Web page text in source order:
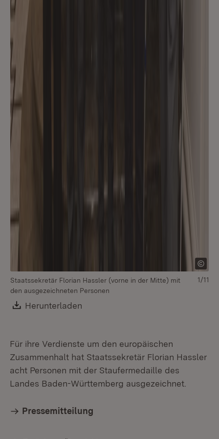
Staatssekretär Florian Hassler (vorne in der Mitte) mit
den ausgezeichneten Personen
Download:
Herunterladen
1/11
Für ihre Verdienste um den europäischen
Zusammenhalt hat Staatssekretär Florian Hassler
acht Personen mit der Staufermedaille des
Landes Baden-Württemberg ausgezeichnet.
Pressemitteilung